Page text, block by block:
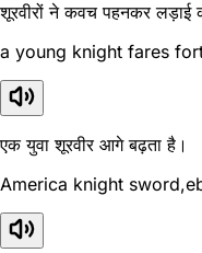
शूरवीरों ने कवच पहनकर लड़ाई
a young knight fares
एक युवा शूरवीर आगे बढ़ता है।
America knight